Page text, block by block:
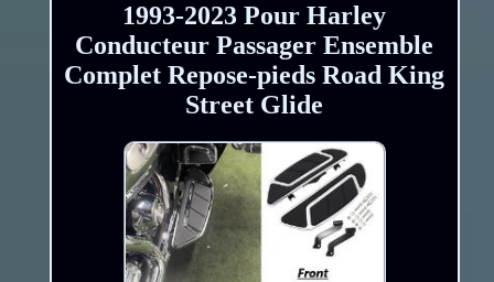
1993-2023 Pour Harley
Conducteur Passager Ensemble
Complet Repose-pieds Road King
Street Glide